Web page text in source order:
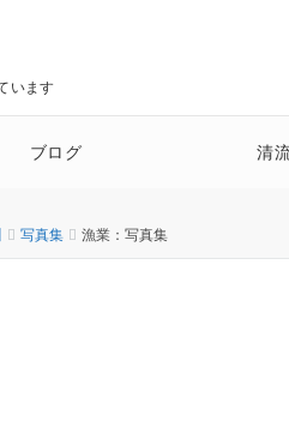
います
ブログ 清
写真集 漁業：写真集